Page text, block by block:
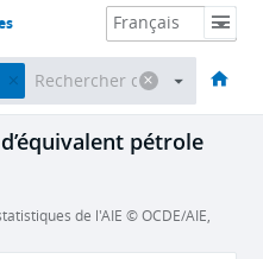
Données et ressources À propos
pétrole
de l'AIE © OCDE/AIE,